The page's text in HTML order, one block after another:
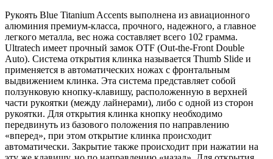
Рукоять Blue Titanium Accents выполнена из авиационного
алюминия премиум-класса, прочного, надежного, а главное
легкого металла, вес ножа составляет всего 102 грамма.
Ultratech имеет прочный замок OTF (Out-the-Front Double
Auto). Система открытия клинка называется Thumb Slide и
применяется в автоматических ножах с фронтальным
выдвижением клинка. Эта система представляет собой
ползунковую кнопку-клавишу, расположенную в верхней
части рукоятки (между лайнерами), либо с одной из сторон
рукоятки. Для открытия клинка кнопку необходимо
передвинуть из базового положения по направлению
«вперед», при этом открытие клинка происходит
автоматически. Закрытие также происходит при нажатии на